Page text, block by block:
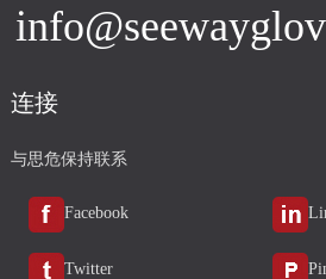
连接
与思危保持联系
Facebook
Twitter